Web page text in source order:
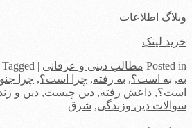
وبلاگ اطلاعات
خرید لینک
Posted in مطالب دینی و عرفانی |
Tagged
به, به است؟, به رفته, چرا است؟, چرا
است؟, داعش رفته, دین چیست, دین و
سوالات دین وزندگی, شرق